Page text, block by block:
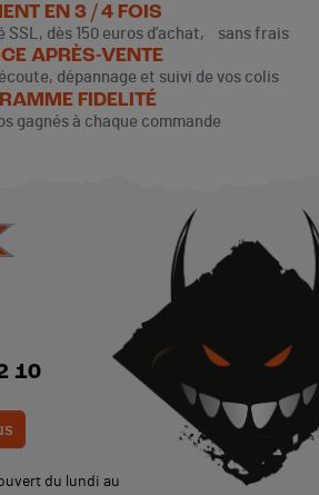
EN 3 / 4 FOIS
SSL, dès 150 euros d’achat, sans frais
APRÈS-VENTE
dépannage et suivi de vos colis
FIDELITÉ
gagnés à chaque commande
10
du lundi au